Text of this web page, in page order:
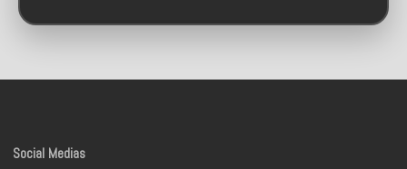
Social Medias